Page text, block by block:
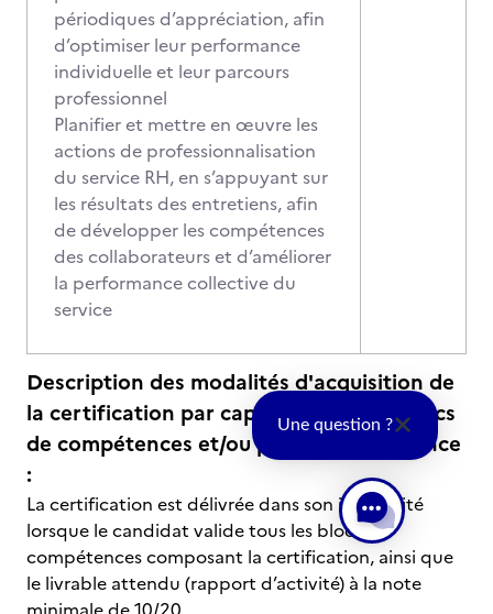
périodiques d’appréciation, afin
d’optimiser leur performance
individuelle et leur parcours
professionnel
Planifier et mettre en œuvre les
actions de professionnalisation
du service RH, en s’appuyant sur
les résultats des entretiens, afin
de développer les compétences
des collaborateurs et d’améliorer
la performance collective du
service
Description des modalités d'acquisition de
la certification par capitalisation des blocs
de compétences et/ou par correspondance
:
La certification est délivrée dans son intégralité
lorsque le candidat valide tous les blocs de
compétences composant la certification, ainsi que
le livrable attendu (rapport d’activité) à la note
Une question ?